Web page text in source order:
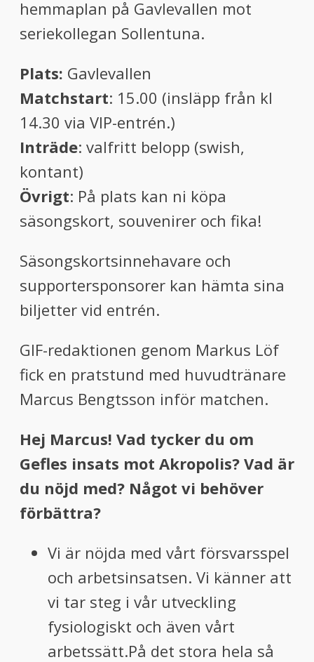
hemmaplan på Gavlevallen mot
seriekollegan Sollentuna.
Plats: Gavlevallen
Matchstart: 15.00 (insläpp från kl
14.30 via VIP-entrén.)
Inträde: valfritt belopp (swish,
kontant)
Övrigt: På plats kan ni köpa
säsongskort, souvenirer och fika!
Säsongskortsinnehavare och
supportersponsorer kan hämta sina
biljetter vid entrén.
GIF-redaktionen genom Markus Löf
fick en pratstund med huvudtränare
Marcus Bengtsson inför matchen.
Hej Marcus! Vad tycker du om
Gefles insats mot Akropolis? Vad är
du nöjd med? Något vi behöver
förbättra?
Vi är nöjda med vårt försvarsspel
och arbetsinsatsen. Vi känner att
vi tar steg i vår utveckling
fysiologiskt och även vårt
arbetssätt.På det stora hela så